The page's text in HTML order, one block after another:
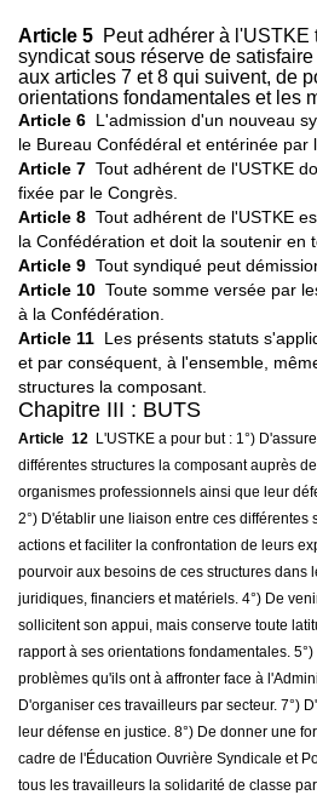
Article 5 Peut adhérer à l'USTKE
syndicat sous réserve de
aux articles 7 et 8 qui suivent, de
orientations fondamentales et les
Article 6 L'admission d'un nouveau
le Bureau Confédéral et entérinée par
Article 7 Tout adhérent de l'USTKE
fixée par le Congrès.
Article 8 Tout adhérent de l'USTKE
la Confédération et doit la soutenir en
Article 9 Tout syndiqué peut
Article 10 Toute somme versée par
à la Confédération.
Article 11 Les présents statuts
et par conséquent, à l'ensemble,
structures la composant.
Chapitre III : BUTS
Article 12 L'USTKE a pour but : 1°)
différentes structures la composant auprès
organismes professionnels ainsi que leur
2°) D'établir une liaison entre ces différentes
actions et faciliter la confrontation de leurs
pourvoir aux besoins de ces structures dans
juridiques, financiers et matériels. 4°) De
sollicitent son appui, mais conserve toute
rapport à ses orientations fondamentales.
problèmes qu'ils ont à affronter face à
D'organiser ces travailleurs par secteur. 7°)
leur défense en justice. 8°) De donner une
cadre de l'Éducation Ouvrière Syndicale et
tous les travailleurs la solidarité de classe